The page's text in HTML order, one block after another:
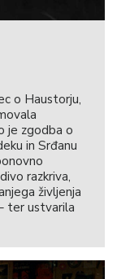
o Haustorju,
je zgodba o
in Srđanu
razkriva,
življenja
ter ustvarila